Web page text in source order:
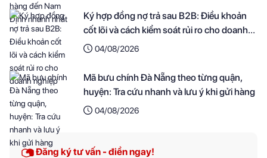
Ký hợp đồng nợ trả sau B2B: Điều khoản
cốt lõi và cách kiểm soát rủi ro cho doanh
nghiệp
04/08/2026
Mã bưu chính Đà Nẵng theo từng quận,
huyện: Tra cứu nhanh và lưu ý khi gửi hàng
04/08/2026
Đăng ký tư vấn - điền ngay!